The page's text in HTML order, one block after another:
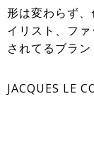
形は変わらず
イリスト、フ
されてるブラン
JACQUES LE